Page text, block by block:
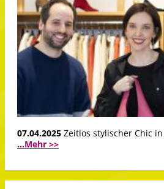
07.04.2025 Zeitlos stylischer Chic
...Mehr >>